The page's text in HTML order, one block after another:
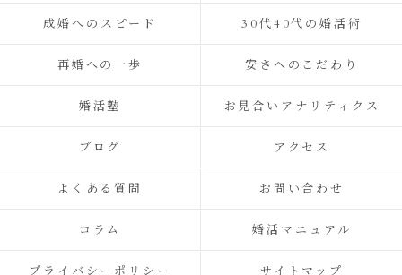
成婚へのスピード 30代40代の婚活術
再婚への一歩 安さへのこだわり
婚活塾 お見合いアナリティクス
ブログ アクセス
よくある質問 お問い合わせ
コラム 婚活マニュアル
プライバシーポリシー サイトマップ